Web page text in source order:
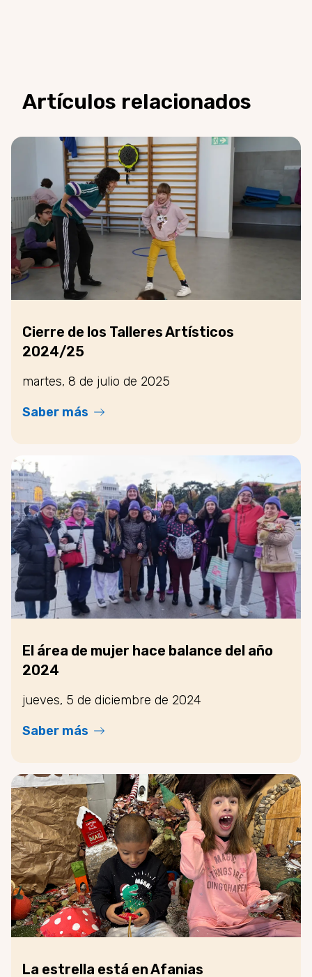
Artículos relacionados
Cierre de los Talleres Artísticos
2024/25
martes, 8 de julio de 2025
Saber más
El área de mujer hace balance del año
2024
jueves, 5 de diciembre de 2024
Saber más
La estrella está en Afanias